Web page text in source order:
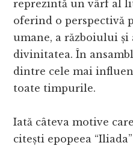
reprezintă un vârf al
oferind o perspectivă
umane, a războiului
divinitatea. În
dintre cele mai
toate timpurile.
Iată câteva motive
citești epopeea